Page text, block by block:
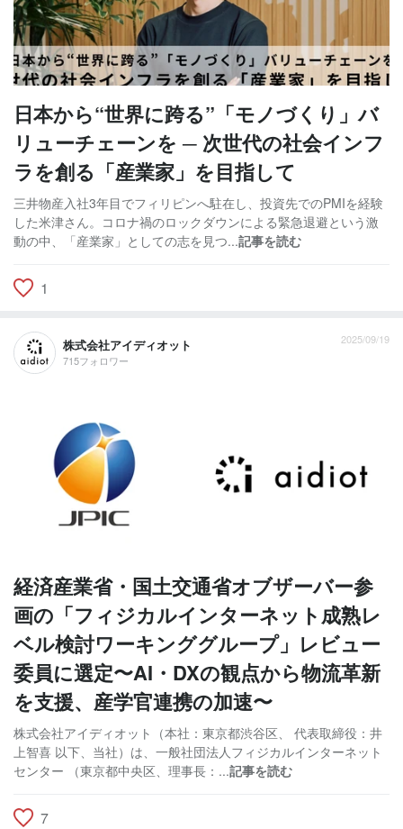
日本から“世界に跨る”「モノづくり」バ
リューチェーンを ─ 次世代の社会インフ
ラを創る「産業家」を目指して
三井物産入社3年目でフィリピンへ駐在し、投資先でのPMIを経験
した米津さん。コロナ禍のロックダウンによる緊急退避という激
動の中、「産業家」としての志を見つ...記事を読む
1
株式会社アイディオット
715フォロワー
2025/09/19
経済産業省・国土交通省オブザーバー参
画の「フィジカルインターネット成熟レ
ベル検討ワーキンググループ」レビュー
委員に選定〜AI・DXの観点から物流革新
を支援、産学官連携の加速〜
株式会社アイディオット（本社：東京都渋谷区、 代表取締役：井
上智喜 以下、当社）は、一般社団法人フィジカルインターネット
センター （東京都中央区、理事長：...記事を読む
7